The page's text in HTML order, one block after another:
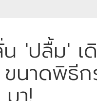
'ปลื้ม' เ
ขนาดพิธี